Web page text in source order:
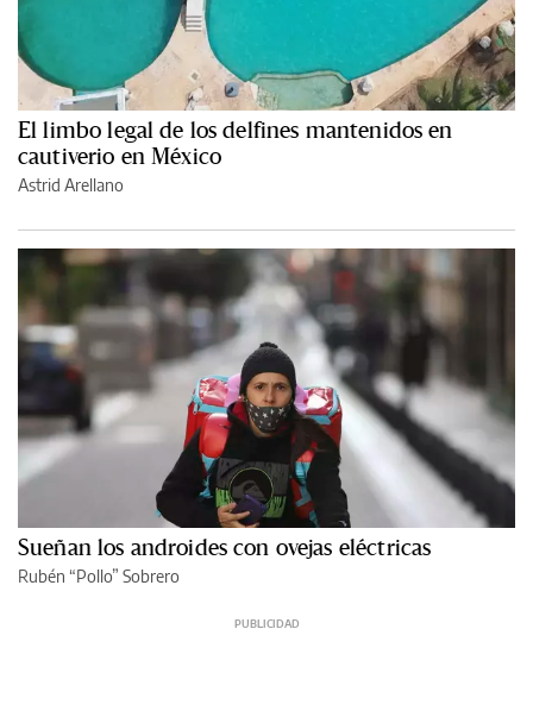
El limbo legal de los delfines mantenidos en
cautiverio en México
Astrid Arellano
Sueñan los androides con ovejas eléctricas
Rubén “Pollo” Sobrero